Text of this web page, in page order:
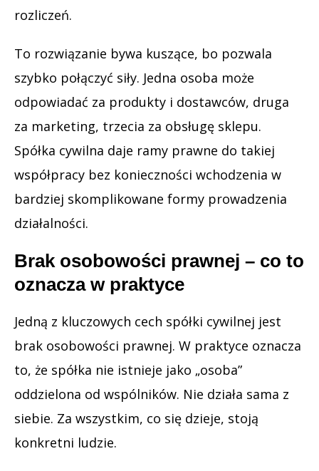
rozliczeń.
To rozwiązanie bywa kuszące, bo pozwala
szybko połączyć siły. Jedna osoba może
odpowiadać za produkty i dostawców, druga
za marketing, trzecia za obsługę sklepu.
Spółka cywilna daje ramy prawne do takiej
współpracy bez konieczności wchodzenia w
bardziej skomplikowane formy prowadzenia
działalności.
Brak osobowości prawnej – co to
oznacza w praktyce
Jedną z kluczowych cech spółki cywilnej jest
brak osobowości prawnej. W praktyce oznacza
to, że spółka nie istnieje jako „osoba”
oddzielona od wspólników. Nie działa sama z
siebie. Za wszystkim, co się dzieje, stoją
konkretni ludzie.